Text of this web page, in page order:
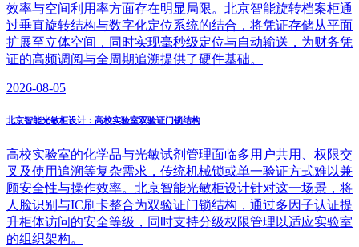
效率与空间利用率方面存在明显局限。北京智能旋转档案柜通
过垂直旋转结构与数字化定位系统的结合，将凭证存储从平面
扩展至立体空间，同时实现毫秒级定位与自动输送，为财务凭
证的高频调阅与全周期追溯提供了硬件基础。
2026-08-05
北京智能光敏柜设计：高校实验室双验证门锁结构
高校实验室的化学品与光敏试剂管理面临多用户共用、权限交
叉及使用追溯等复杂需求，传统机械锁或单一验证方式难以兼
顾安全性与操作效率。北京智能光敏柜设计针对这一场景，将
人脸识别与IC刷卡整合为双验证门锁结构，通过多因子认证提
升柜体访问的安全等级，同时支持分级权限管理以适应实验室
的组织架构。